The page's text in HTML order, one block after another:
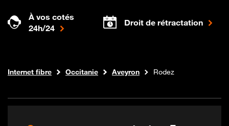
À vos cotés
24h/24
Droit de rétractation
Boutique Orange
Internet fibre Occitanie Aveyron Rodez